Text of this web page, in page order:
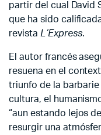
partir del cual David
que ha sido
revista L’Express.
El autor francés
resuena en el
triunfo de la
cultura, el
“aun estando lejos
resurgir una